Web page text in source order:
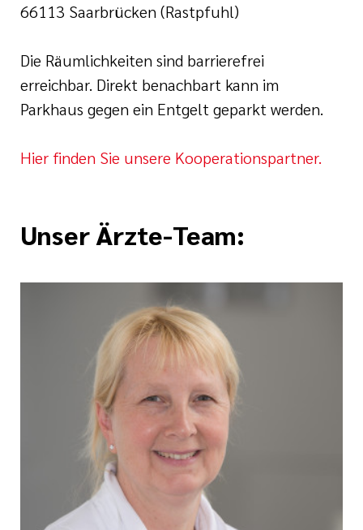
66113 Saarbrücken (Rastpfuhl)
Die Räumlichkeiten sind barrierefrei
erreichbar. Direkt benachbart kann im
Parkhaus gegen ein Entgelt geparkt werden.
Hier finden Sie unsere Kooperationspartner.
Unser Ärzte-Team: